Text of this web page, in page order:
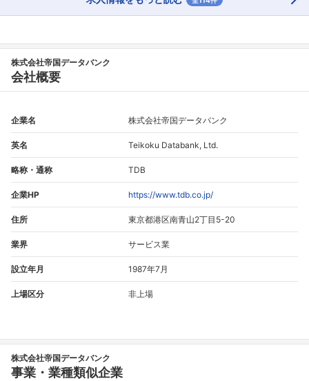
株式会社帝国データバンク
会社概要
企業名 株式会社帝国データバンク
英名 Teikoku Databank, Ltd.
略称・通称 TDB
企業HP https://www.tdb.co.jp/
住所 東京都港区南青山2丁目5-20
業界 サービス業
設立年月 1987年7月
上場区分 非上場
株式会社帝国データバンク
事業・業種類似企業